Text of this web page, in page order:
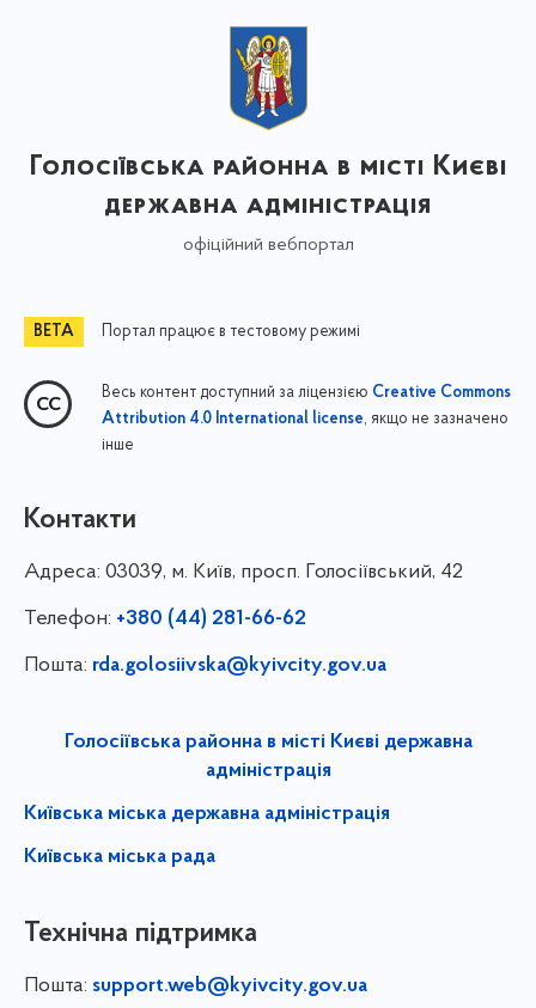
Голосіївська районна в місті Києві
державна адміністрація
офіційний вебпортал
Портал працює в тестовому режимі
Весь контент доступний за ліцензією Creative Commons
Attribution 4.0 International license, якщо не зазначено
інше
Контакти
Адреса: 03039, м. Київ, просп. Голосіївський, 42
Телефон: +380 (44) 281-66-62
Пошта: rda.golosiivska@kyivcity.gov.ua
Голосіївська районна в місті Києві державна
адміністрація
Київська міська державна адміністрація
Київська міська рада
Технічна підтримка
Пошта: support.web@kyivcity.gov.ua